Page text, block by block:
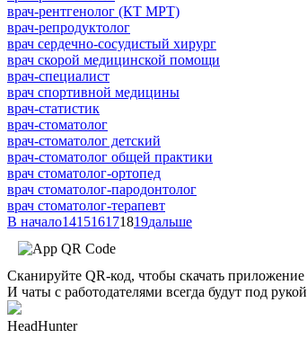
врач-рентгенолог (КТ МРТ)
врач-репродуктолог
врач сердечно-сосудистый хирург
врач скорой медицинской помощи
врач-специалист
врач спортивной медицины
врач-статистик
врач-стоматолог
врач-стоматолог детский
врач-стоматолог общей практики
врач стоматолог-ортопед
врач стоматолог-пародонтолог
врач стоматолог-терапевт
В начало141516171819дальше
Сканируйте QR-код, чтобы скачать приложение
И чаты с работодателями всегда будут под рукой
HeadHunter